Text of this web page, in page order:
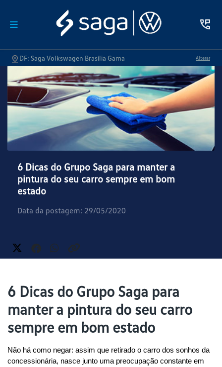
DF: Saga Volkswagen Brasília Gama Alterar
6 Dicas do Grupo Saga para manter a
pintura do seu carro sempre em bom
estado
Data da postagem: 29/05/2020
6 Dicas do Grupo Saga para
manter a pintura do seu carro
sempre em bom estado
Não há como negar: assim que retirado o carro dos sonhos da
concessionária, nasce junto uma preocupação constante em